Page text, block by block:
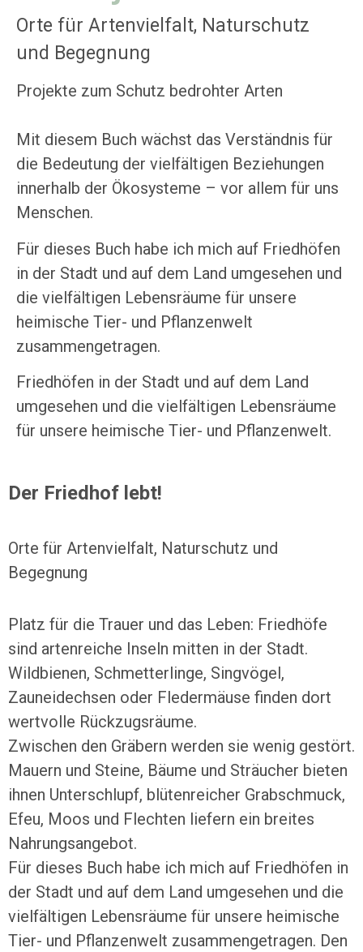
Orte für Artenvielfalt, Naturschutz
und Begegnung
Projekte zum Schutz bedrohter Arten
Mit diesem Buch wächst das Verständnis für
die Bedeutung der vielfältigen Beziehungen
innerhalb der Ökosysteme – vor allem für uns
Menschen.
Für dieses Buch habe ich mich auf Friedhöfen
in der Stadt und auf dem Land umgesehen und
die vielfältigen Lebensräume für unsere
heimische Tier- und Pflanzenwelt
zusammengetragen.
Friedhöfen in der Stadt und auf dem Land
umgesehen und die vielfältigen Lebensräume
für unsere heimische Tier- und Pflanzenwelt.
Der Friedhof lebt!
Orte für Artenvielfalt, Naturschutz und
Begegnung
Platz für die Trauer und das Leben: Friedhöfe
sind artenreiche Inseln mitten in der Stadt.
Wildbienen, Schmetterlinge, Singvögel,
Zauneidechsen oder Fledermäuse finden dort
wertvolle Rückzugsräume.
Zwischen den Gräbern werden sie wenig gestört.
Mauern und Steine, Bäume und Sträucher bieten
ihnen Unterschlupf, blütenreicher Grabschmuck,
Efeu, Moos und Flechten liefern ein breites
Nahrungsangebot.
Für dieses Buch habe ich mich auf Friedhöfen in
der Stadt und auf dem Land umgesehen und die
vielfältigen Lebensräume für unsere heimische
Tier- und Pflanzenwelt zusammengetragen. Den